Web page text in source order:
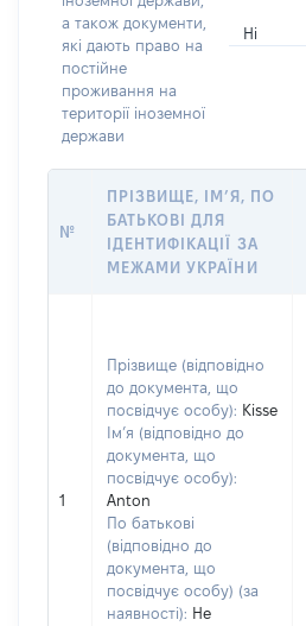
а також документи,
які дають право на
постійне
проживання на
території іноземної
держави
Ні
№
ПРІЗВИЩЕ, ІМ’Я, ПО
БАТЬКОВІ ДЛЯ
ІДЕНТИФІКАЦІЇ ЗА
МЕЖАМИ УКРАЇНИ
1
Прізвище (відповідно
до документа, що
посвідчує особу): Kisse
Ім’я (відповідно до
документа, що
посвідчує особу):
Anton
По батькові
(відповідно до
документа, що
посвідчує особу) (за
наявності): Не